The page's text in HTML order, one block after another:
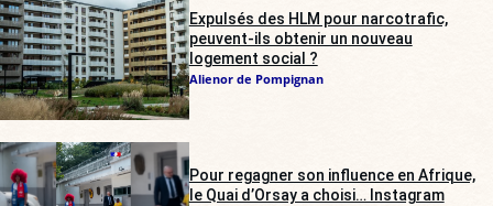
Expulsés des HLM pour narcotrafic,
peuvent-ils obtenir un nouveau
logement social ?
Alienor de Pompignan
Pour regagner son influence en Afrique,
le Quai d’Orsay a choisi… Instagram